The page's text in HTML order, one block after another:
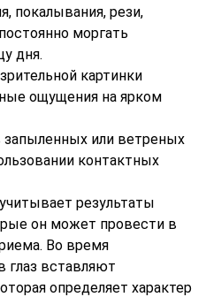
покалывания, рези,
моргать
дня.
картинки
ощущения на ярком
или ветреных
контактных
результаты
он может провести в
Во время
глаз вставляют
определяет характер